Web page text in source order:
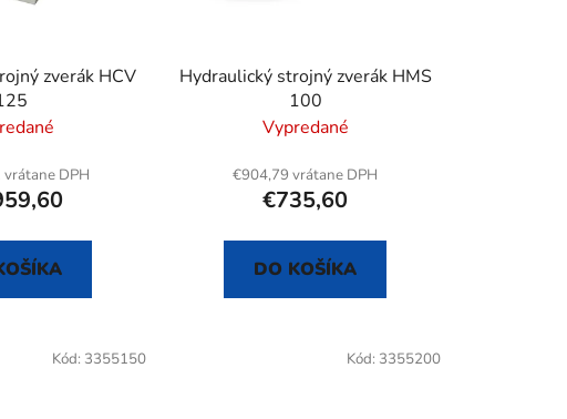
u
k
zverák HCV
DPH
Hydraulický strojný zverák HMS
100
Vypredané
€904,79 vrátane DPH
€735,60
DO KOŠÍKA
Kód: 3355150 Kód: 3355200